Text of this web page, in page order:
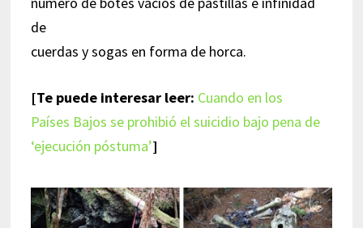
de
cuerdas y sogas en forma de horca.
[Te puede interesar leer: Cuando en los
Países Bajos se prohibió el suicidio bajo pena de
‘ejecución póstuma’]